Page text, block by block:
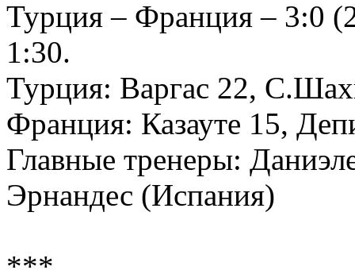
Турция – Франция – 3:0
1:30.
Турция: Варгас 22,
Франция: Казауте 15,
Главные тренеры:
Эрнандес (Испания)